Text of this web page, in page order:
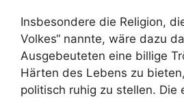
Insbesondere die Religion,
Volkes“ nannte, wäre dazu
Ausgebeuteten eine billige
Härten des Lebens zu
politisch ruhig zu stellen. Die